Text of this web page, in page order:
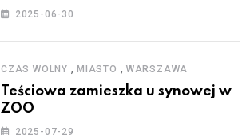
Wakacje”
2025-06-30
CZAS WOLNY , MIASTO , WARSZAWA
Teściowa zamieszka u synowej w
ZOO
2025-07-29